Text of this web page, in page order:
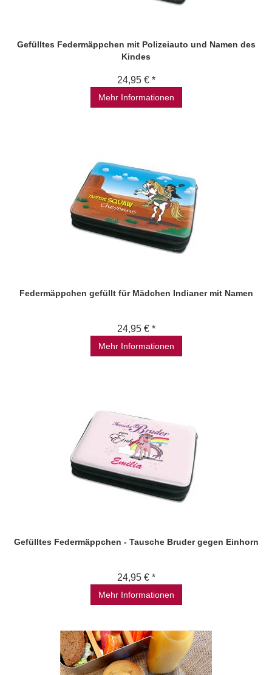
Gefülltes Federmäppchen mit Polizeiauto und Namen des
Kindes
24,95 € *
Mehr Informationen
Federmäppchen gefüllt für Mädchen Indianer mit Namen
24,95 € *
Mehr Informationen
Gefülltes Federmäppchen - Tausche Bruder gegen Einhorn
24,95 € *
Mehr Informationen